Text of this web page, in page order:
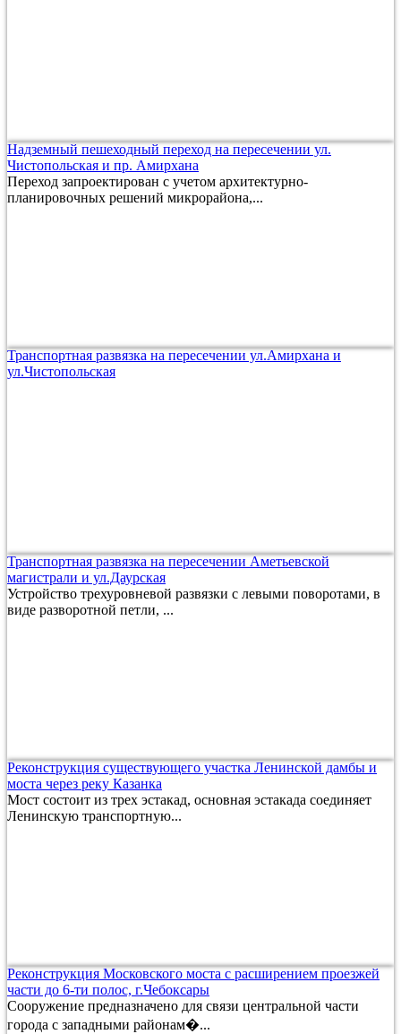
Надземный пешеходный переход на пересечении ул.
Чистопольская и пр. Амирхана
Переход запроектирован с учетом архитектурно-
планировочных решений микрорайона,...
Транспортная развязка на пересечении ул.Амирхана и
ул.Чистопольская
Транспортная развязка на пересечении Аметьевской
магистрали и ул.Даурская
Устройство трехуровневой развязки с левыми поворотами, в
виде разворотной петли, ...
Реконструкция существующего участка Ленинской дамбы и
моста через реку Казанка
Мост состоит из трех эстакад, основная эстакада соединяет
Ленинскую транспортную...
Реконструкция Московского моста с расширением проезжей
части до 6-ти полос, г.Чебоксары
Сооружение предназначено для связи центральной части
города с западными районам�...